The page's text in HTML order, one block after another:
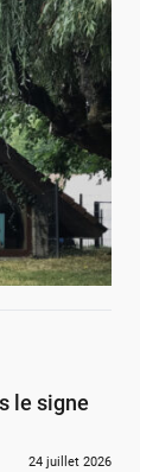
le signe
24 juillet 2026